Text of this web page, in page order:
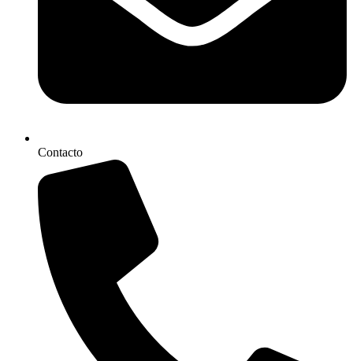
Contacto